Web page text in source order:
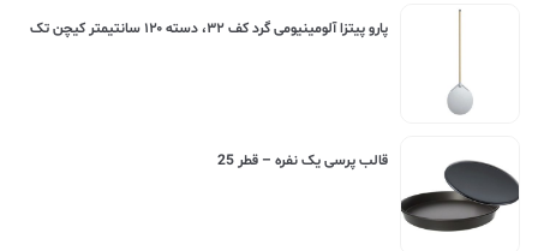
پارو پیتزا آلومینیومی گرد کف ۳۲، دسته ۱۲۰ سانتیمتر کیچن تک
قالب پرسی یک نفره – قطر 25